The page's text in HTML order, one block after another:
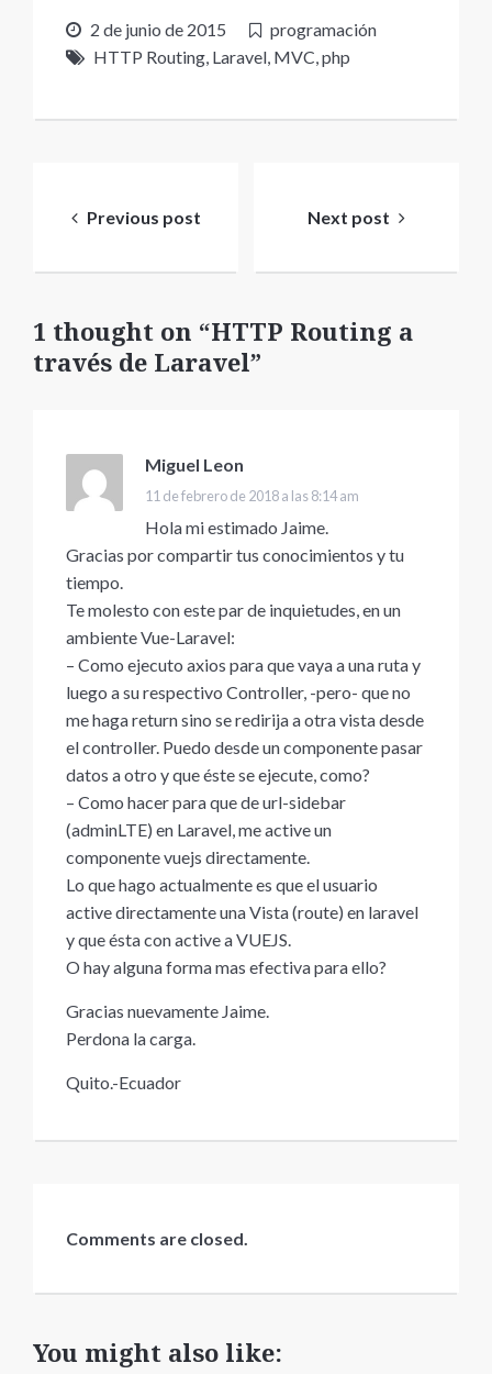
2 de junio de 2015
programación
HTTP Routing, Laravel, MVC,php
entradas
Previous post Next post
1 thought on “HTTP Routing a
través de Laravel”
Miguel Leon
11 de febrero de 2018 a las 8:14 am
Hola mi estimado Jaime.
Gracias por compartir tus conocimientos y tu
tiempo.
Te molesto con este par de inquietudes, en un
ambiente Vue-Laravel:
– Como ejecuto axios para que vaya a una ruta y
luego a su respectivo Controller, -pero- que no
me haga return sino se redirija a otra vista desde
el controller. Puedo desde un componente pasar
datos a otro y que éste se ejecute, como?
– Como hacer para que de url-sidebar
(adminLTE) en Laravel, me active un
componente vuejs directamente.
Lo que hago actualmente es que el usuario
active directamente una Vista (route) en laravel
y que ésta con active a VUEJS.
O hay alguna forma mas efectiva para ello?
Gracias nuevamente Jaime.
Perdona la carga.
Quito.-Ecuador
Comments are closed.
You might also like: